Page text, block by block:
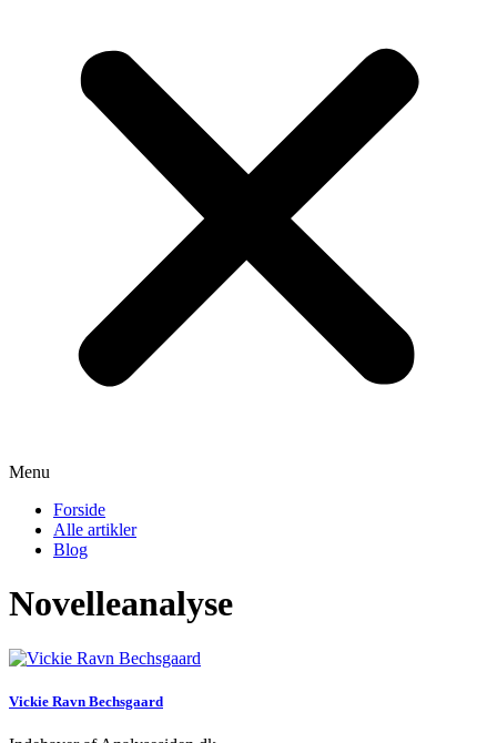
Menu
Forside
Alle artikler
Blog
Novelleanalyse
Vickie Ravn Bechsgaard